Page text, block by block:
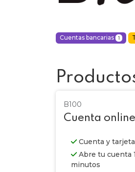
Cuentas bancarias 1
B100
Cuenta
Cuenta y
Abre tu cuenta
minutos